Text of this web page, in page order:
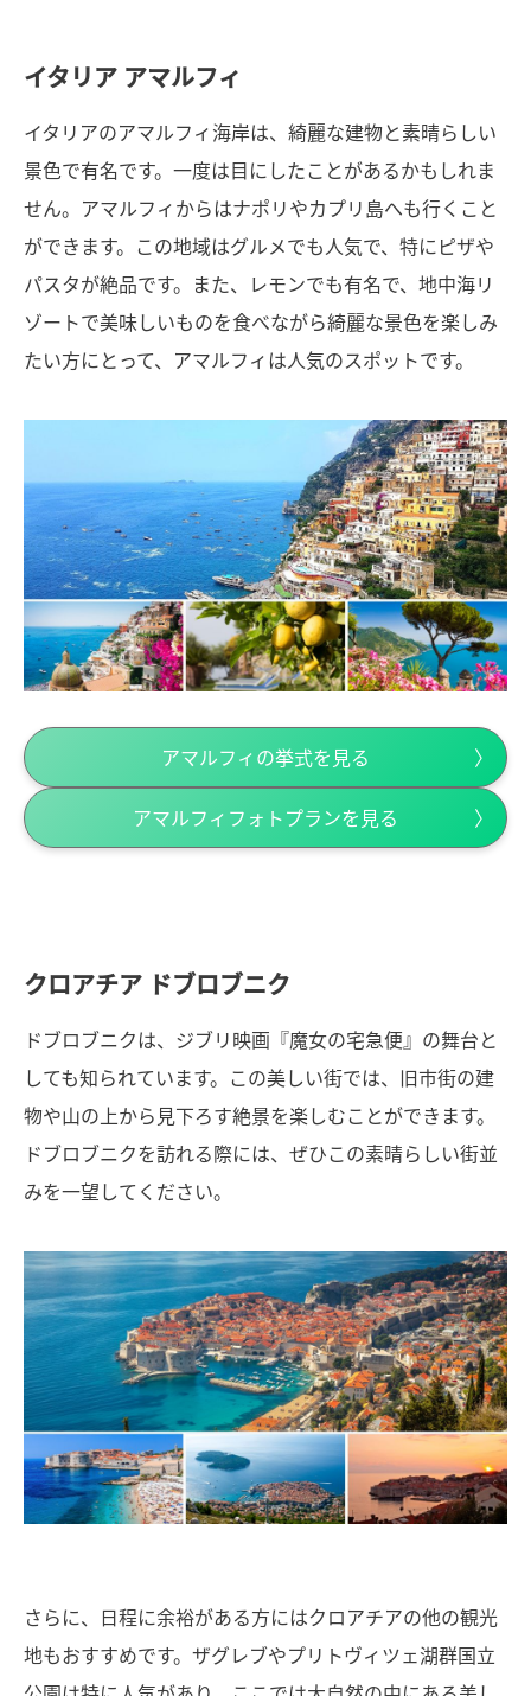
イタリア アマルフィ
イタリアのアマルフィ海岸は、綺麗な建物と素晴らしい
景色で有名です。一度は目にしたことがあるかもしれま
せん。アマルフィからはナポリやカプリ島へも行くこと
ができます。この地域はグルメでも人気で、特にピザや
パスタが絶品です。また、レモンでも有名で、地中海リ
ゾートで美味しいものを食べながら綺麗な景色を楽しみ
たい方にとって、アマルフィは人気のスポットです。
アマルフィの挙式を見る
アマルフィフォトプランを見る
クロアチア ドブロブニク
ドブロブニクは、ジブリ映画『魔女の宅急便』の舞台と
しても知られています。この美しい街では、旧市街の建
物や山の上から見下ろす絶景を楽しむことができます。
ドブロブニクを訪れる際には、ぜひこの素晴らしい街並
みを一望してください。
さらに、日程に余裕がある方にはクロアチアの他の観光
地もおすすめです。ザグレブやプリトヴィツェ湖群国立